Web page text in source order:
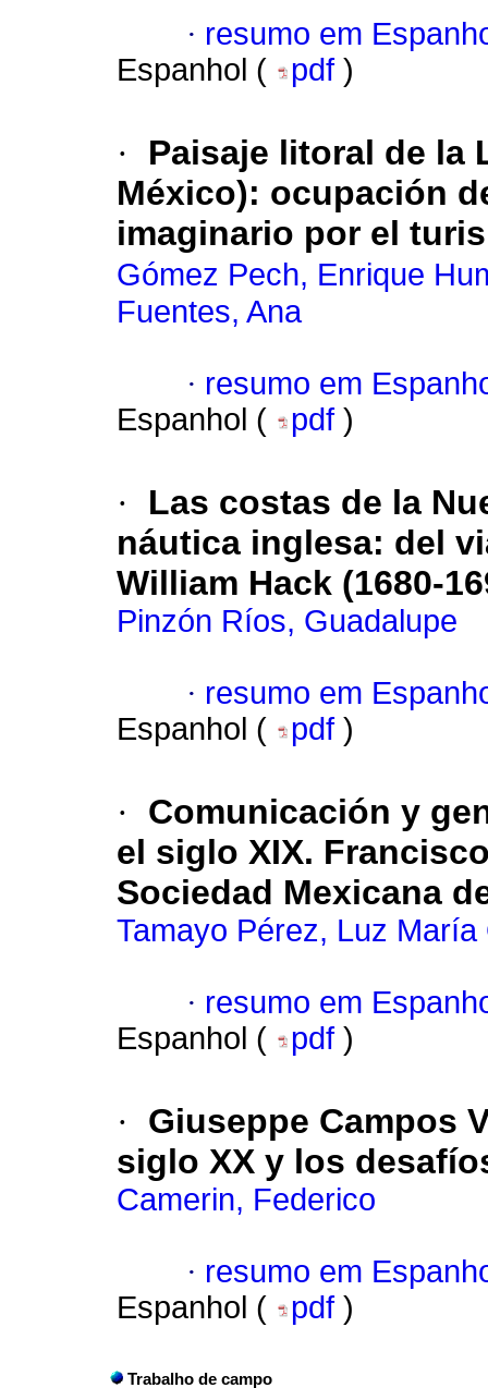
· resumo em
Espanhol (
pdf )
·
Paisaje litoral de la
México): ocupación
imaginario por el
Gómez Pech, Enrique
Fuentes, Ana
· resumo em
Espanhol (
pdf )
·
Las costas de la
náutica inglesa: del
William Hack (1680-
Pinzón Ríos, Guadalupe
· resumo em
Espanhol (
pdf )
·
Comunicación y
el siglo XIX.
Sociedad Mexicana
Tamayo Pérez, Luz María
· resumo em
Espanhol (
pdf )
·
Giuseppe Campos
siglo XX y los
Camerin, Federico
· resumo em
Espanhol (
pdf )
Trabalho de campo